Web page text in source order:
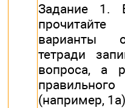
Задание 1.
варианты
тетради
вопроса, а
(например,